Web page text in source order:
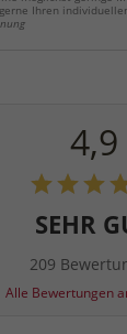
Ihren
4,9
SEHR
209
Alle Bewertungen